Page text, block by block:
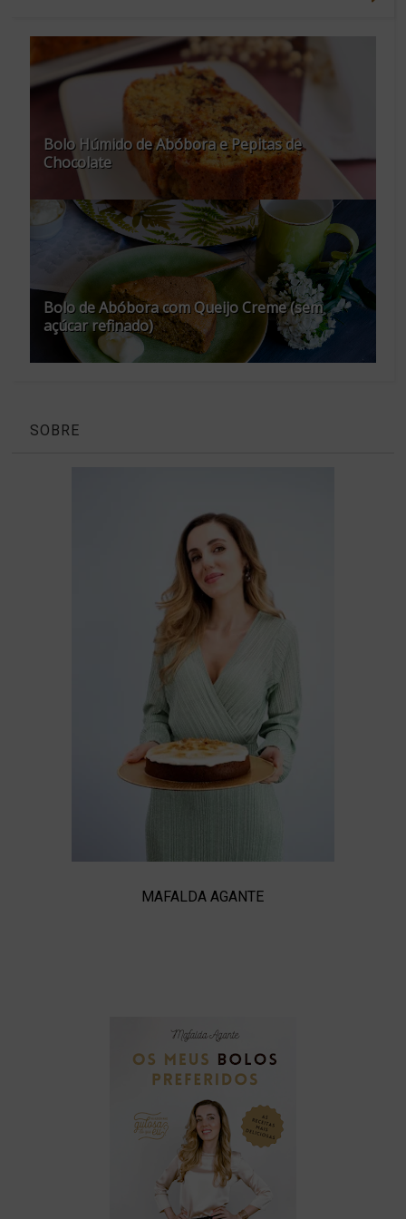
Bolo Húmido de Abóbora e Pepitas de
Chocolate
Bolo de Abóbora com Queijo Creme (sem
açúcar refinado)
SOBRE
MAFALDA AGANTE